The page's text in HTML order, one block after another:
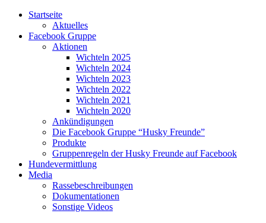
Startseite
Aktuelles
Facebook Gruppe
Aktionen
Wichteln 2025
Wichteln 2024
Wichteln 2023
Wichteln 2022
Wichteln 2021
Wichteln 2020
Ankündigungen
Die Facebook Gruppe “Husky Freunde”
Produkte
Gruppenregeln der Husky Freunde auf Facebook
Hundevermittlung
Media
Rassebeschreibungen
Dokumentationen
Sonstige Videos